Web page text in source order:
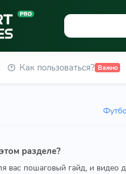
Как пользоваться? Важно
разделе?
вас пошаговый гайд, и видео